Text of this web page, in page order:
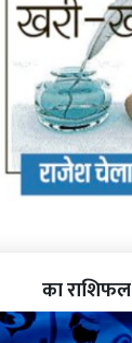
का राशिफल